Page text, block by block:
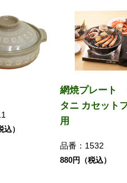
）
網焼プレート
タニ カセット
用
品番： 1532
880円（税込）